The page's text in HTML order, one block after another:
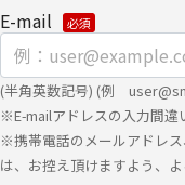
・上記利用目的を実施
業務委託先へ委託する場
・上記利用目的の範囲
よびパートナー企業に提
個人情報を提供する場合
E-mail
(半角英数記号) (例
※E-mailアドレスの入力間違
※携帯電話のメールアドレ
は、お控え頂けますよう、よ